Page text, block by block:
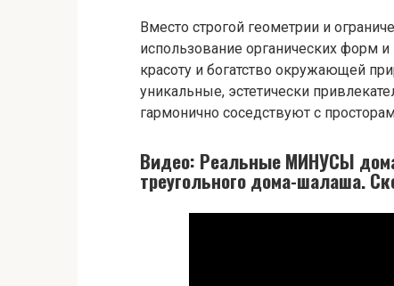
Вместо строгой геометрии и
использование органических форм
красоту и богатство окружающей
уникальные, эстетически
гармонично соседствуют с
Видео: Реальные МИНУСЫ
треугольного дома-шалаша.